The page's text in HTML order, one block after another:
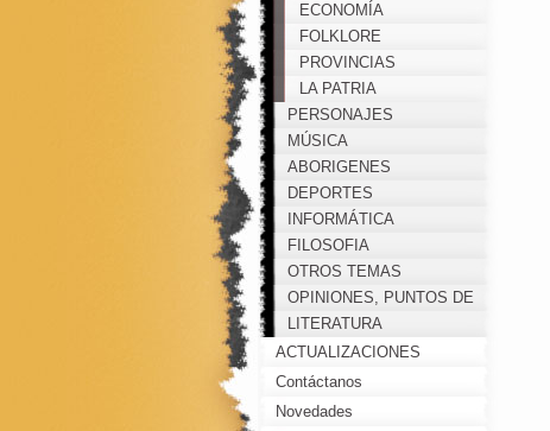
ECONOMÍA
FOLKLORE
PROVINCIAS
LA PATRIA
PERSONAJES
MÚSICA
ABORIGENES
DEPORTES
INFORMÁTICA
FILOSOFIA
OTROS TEMAS
OPINIONES, PUNTOS DE
VISTA, COMENTARIOS...
LITERATURA
ACTUALIZACIONES
Contáctanos
Novedades